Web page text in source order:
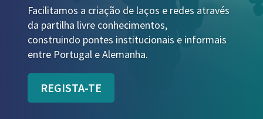
Facilitamos a criação de laços e redes através
da partilha livre conhecimentos,
construindo pontes institucionais e informais
entre Portugal e Alemanha.
REGISTA-TE